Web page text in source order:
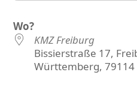
Wo?
KMZ Freiburg
Bissierstraße 17,
Württemberg, 79114